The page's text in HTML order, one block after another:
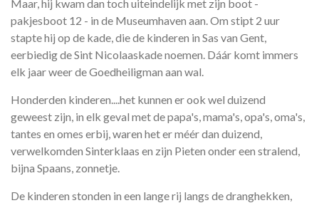
Maar, hij kwam dan toch uiteindelijk met zijn boot -
pakjesboot 12 - in de Museumhaven aan. Om stipt 2 uur
stapte hij op de kade, die de kinderen in Sas van Gent,
eerbiedig de Sint Nicolaaskade noemen. Dáár komt immers
elk jaar weer de Goedheiligman aan wal.
Honderden kinderen....het kunnen er ook wel duizend
geweest zijn, in elk geval met de papa's, mama's, opa's, oma's,
tantes en omes erbij, waren het er méér dan duizend,
verwelkomden Sinterklaas en zijn Pieten onder een stralend,
bijna Spaans, zonnetje.
De kinderen stonden in een lange rij langs de dranghekken,